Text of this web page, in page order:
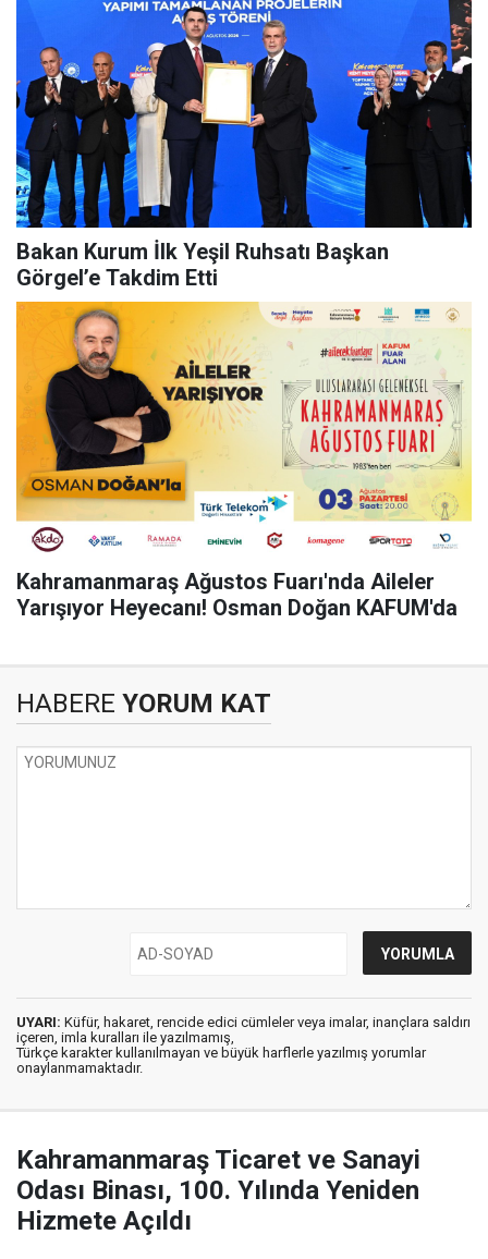
Bakan Kurum İlk Yeşil Ruhsatı Başkan
Görgel’e Takdim Etti
Kahramanmaraş Ağustos Fuarı'nda Aileler
Yarışıyor Heyecanı! Osman Doğan KAFUM'da
HABERE YORUM KAT
UYARI: Küfür, hakaret, rencide edici cümleler veya imalar, inançlara saldırı
içeren, imla kuralları ile yazılmamış,
Türkçe karakter kullanılmayan ve büyük harflerle yazılmış yorumlar
onaylanmamaktadır.
Kahramanmaraş Ticaret ve Sanayi
Odası Binası, 100. Yılında Yeniden
Hizmete Açıldı